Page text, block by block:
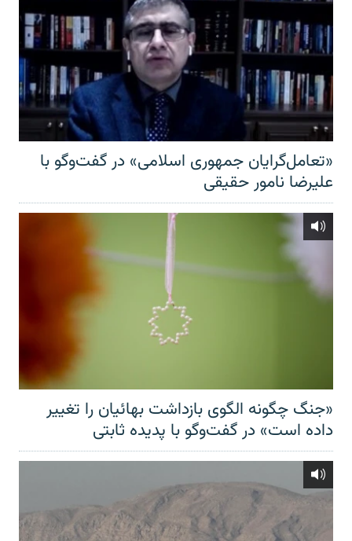
«تعامل‌گرایان جمهوری اسلامی» در گفت‌وگو با
علیرضا نامور حقیقی
«جنگ چگونه الگوی بازداشت بهائیان را تغییر
داده است» در گفت‌وگو با پدیده ثابتی